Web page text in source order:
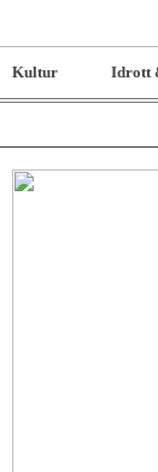
Kultur Idrott